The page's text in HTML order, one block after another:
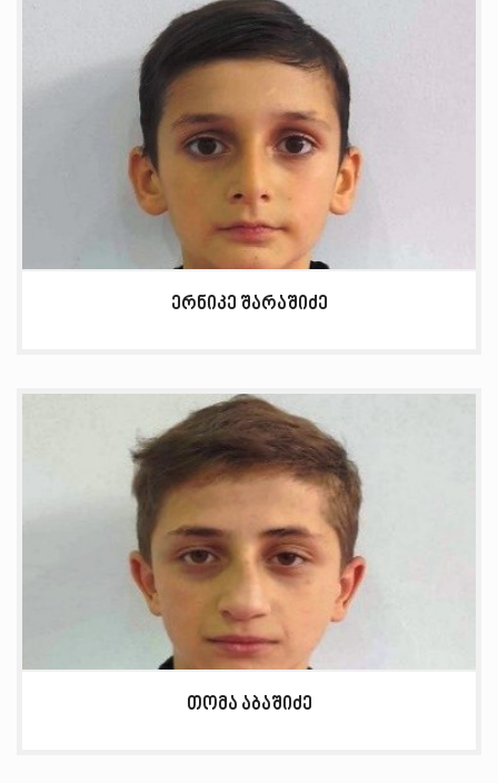
ერნიკე შარაშიძე
თომა აბაშიძე